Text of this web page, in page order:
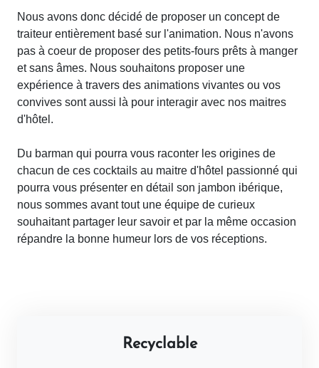
Nous avons donc décidé de proposer un concept de
traiteur entièrement basé sur l'animation. Nous n'avons
pas à coeur de proposer des petits-fours prêts à manger
et sans âmes. Nous souhaitons proposer une
expérience à travers des animations vivantes ou vos
convives sont aussi là pour interagir avec nos maitres
d'hôtel.
Du barman qui pourra vous raconter les origines de
chacun de ces cocktails au maitre d'hôtel passionné qui
pourra vous présenter en détail son jambon ibérique,
nous sommes avant tout une équipe de curieux
souhaitant partager leur savoir et par la même occasion
répandre la bonne humeur lors de vos réceptions.
Recyclable